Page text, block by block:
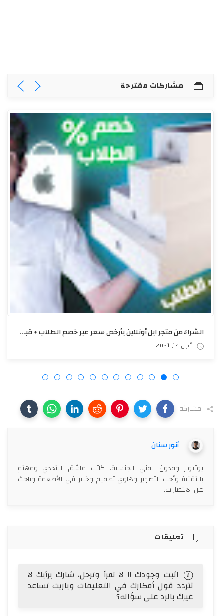
مشاركات مقترحة
الشراء من متجر ابل أونلاين بأرخص سعر عبر خصم الطلاب + قبول الطلب مع إثبات الوصول!
أبريل 14, 2021
مشاركة
أنور سنان
يوتيوبر ومدون يمني الجنسية، كاتب عاشق للتحدي ومهتم
بالتقنية وأحب التصوير وهاوي تصميم وخبير في الأطعمة وباحث
عن الانتصارات.
تعليقات
اثبت وجودك !! لا تقرأ وترحل، شارك برأيك لا
تتردد قول أفكارك في التعليقات وياريت تساعد
غيرك بالرد على سؤاله؟